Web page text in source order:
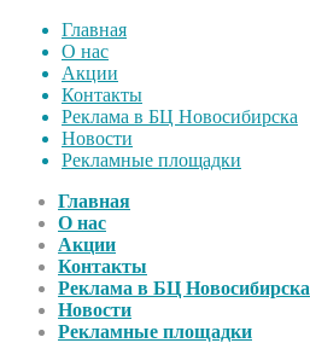
Главная
О нас
Акции
Контакты
Реклама в БЦ Новосибирска
Новости
Рекламные площадки
Главная
О нас
Акции
Контакты
Реклама в БЦ Новосибирска
Новости
Рекламные площадки